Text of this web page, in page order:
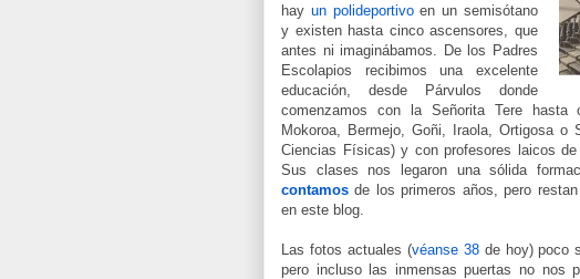
hay un polideportivoen un semisótano
y existen hasta cinco ascensores, que
antes ni imaginábamos. De los Padres
Escolapios recibimos una excelente
educación, desde Párvulos donde
comenzamos con la Señorita Tere hasta
Mokoroa, Bermejo, Goñi, Iraola, Ortigosa
Ciencias Físicas) y con profesores laicos
Sus clases nos legaron una sólida
contamos de los primeros años, pero
en este blog.
Las fotos actuales (véanse 38de hoy) poco
pero incluso las inmensas puertas no nos